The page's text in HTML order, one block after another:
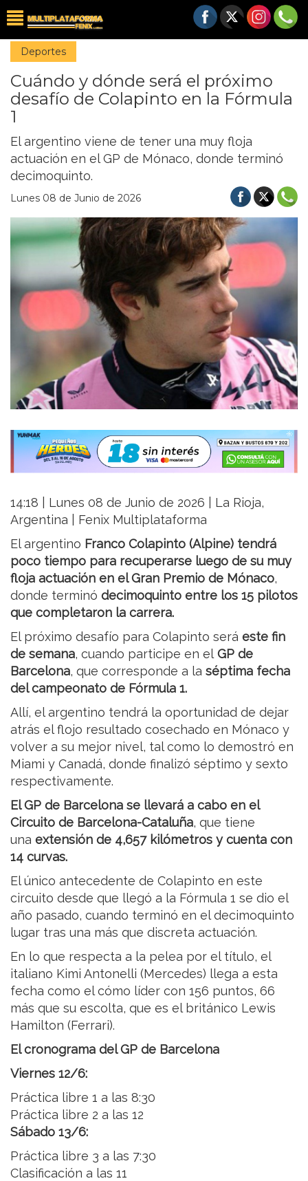
Deportes
Cuándo y dónde será el próximo
desafío de Colapinto en la Fórmula
1
El argentino viene de tener una muy floja
actuación en el GP de Mónaco, donde terminó
decimoquinto.
Lunes 08 de Junio de 2026
14:18 | Lunes 08 de Junio de 2026 | La Rioja,
Argentina | Fenix Multiplataforma
El argentino Franco Colapinto (Alpine) tendrá
poco tiempo para recuperarse luego de su muy
floja actuación en el Gran Premio de Mónaco,
donde terminó decimoquinto entre los 15 pilotos
que completaron la carrera.
El próximo desafío para Colapinto será este fin
de semana, cuando participe en el GP de
Barcelona, que corresponde a la séptima fecha
del campeonato de Fórmula 1.
Allí, el argentino tendrá la oportunidad de dejar
atrás el flojo resultado cosechado en Mónaco y
volver a su mejor nivel, tal como lo demostró en
Miami y Canadá, donde finalizó séptimo y sexto
respectivamente.
El GP de Barcelona se llevará a cabo en el
Circuito de Barcelona-Cataluña, que tiene
una extensión de 4,657 kilómetros y cuenta con
14 curvas.
El único antecedente de Colapinto en este
circuito desde que llegó a la Fórmula 1 se dio el
año pasado, cuando terminó en el decimoquinto
lugar tras una más que discreta actuación.
En lo que respecta a la pelea por el título, el
italiano Kimi Antonelli (Mercedes) llega a esta
fecha como el cómo líder con 156 puntos, 66
más que su escolta, que es el británico Lewis
Hamilton (Ferrari).
El cronograma del GP de Barcelona
Viernes 12/6:
Práctica libre 1 a las 8:30
Práctica libre 2 a las 12
Sábado 13/6:
Práctica libre 3 a las 7:30
Clasificación a las 11